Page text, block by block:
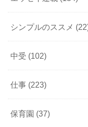
シンプルのススメ
中受 (102)
仕事 (223)
保育園 (37)